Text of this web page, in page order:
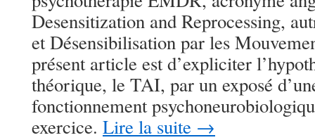
Desensitization and Reprocessing,
et Désensibilisation par les
présent article est d’expliciter
théorique, le TAI, par un exposé
fonctionnement
exercice. Lire la suite →